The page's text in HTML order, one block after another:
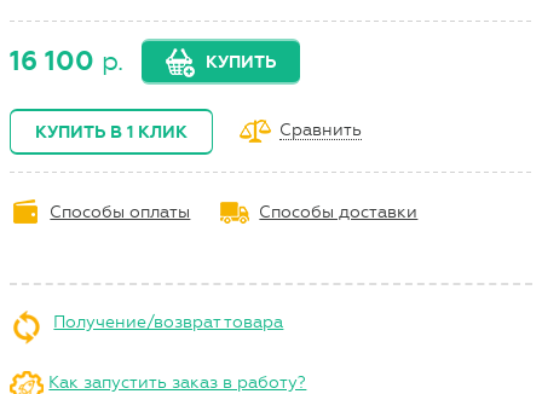
16 100 р. КУПИТЬ
КУПИТЬ В 1 КЛИК Сравнить
Способы оплаты Способы доставки
Получение/возврат товара
Как запустить заказ в работу?